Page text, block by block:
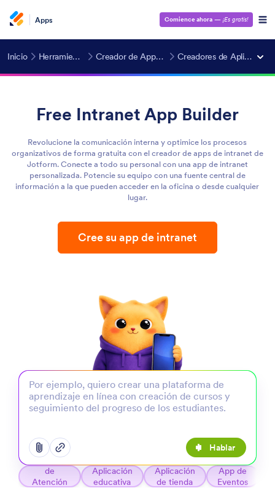
Apps Comience ahora — ¡Es gratis!
Inicio Herramientas IA Creador de Apps con IA Creadores de Aplicaciones
Free Intranet App Builder
Revolucione la comunicación interna y optimice los procesos
organizativos de forma gratuita con el creador de apps de intranet de
Jotform. Conecte a todo su personal con una app de intranet
personalizada. Potencie su equipo con una fuente central de
información a la que pueden acceder en la oficina o desde cualquier
lugar.
Cree su app de intranet
Abrir el menú para agregar opciones
Abrir el menú para agregar opciones
Hablar
Aplicación
de
Atención
Aplicación
educativa
Aplicación
de tienda
App de
Eventos